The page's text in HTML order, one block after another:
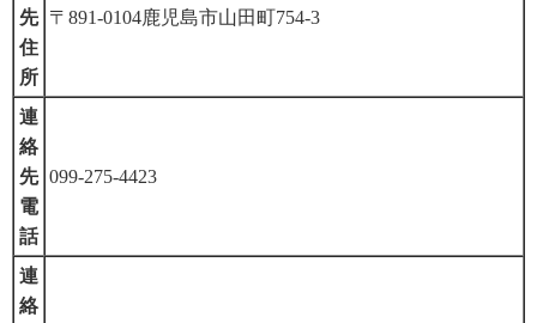
先
住
所
〒891-0104鹿児島市山田町754-3
連
絡
先
電
話
099-275-4423
連
絡